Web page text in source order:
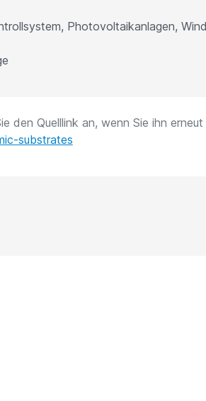
Photovoltaikanlagen,
den Quelllink an, wenn Sie ihn
substrates